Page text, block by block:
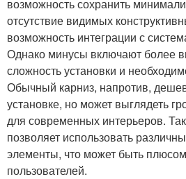
возможность сохранить
отсутствие видимых
возможность интеграции с
Однако минусы включают более
сложность установки и
Обычный карниз, напротив,
установке, но может выглядеть
для современных интерьеров.
позволяет использовать
элементы, что может быть
пользователей.